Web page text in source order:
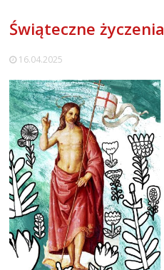
Świąteczne życzenia
16.04.2025